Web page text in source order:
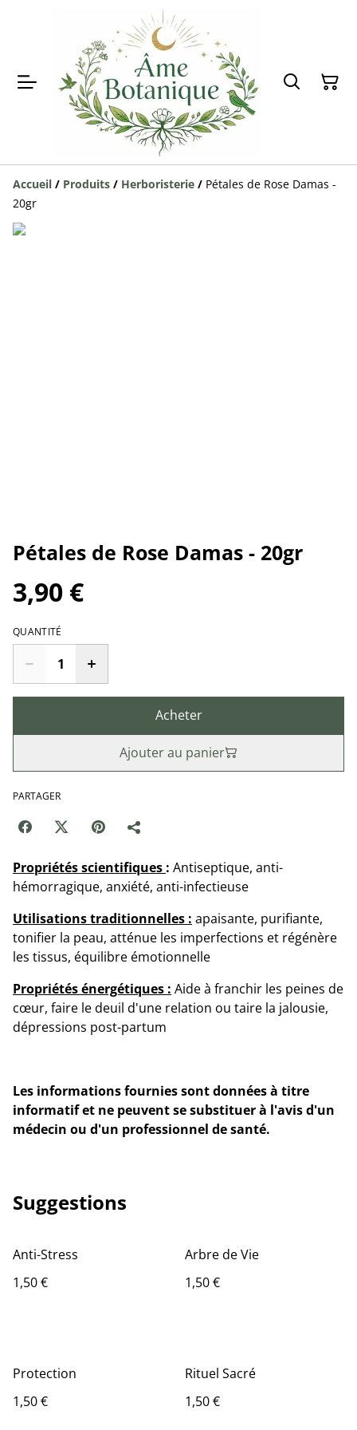
Accueil / Produits / Herboristerie / Pétales de Rose Damas -
20gr
Pétales de Rose Damas - 20gr
3,90 €
QUANTITÉ
Acheter
Ajouter au panier
PARTAGER
Propriétés scientifiques : Antiseptique, anti-
hémorragique, anxiété, anti-infectieuse
Utilisations traditionnelles : apaisante, purifiante,
tonifier la peau, atténue les imperfections et régénère
les tissus, équilibre émotionnelle
Propriétés énergétiques : Aide à franchir les peines de
cœur, faire le deuil d'une relation ou taire la jalousie,
dépressions post-partum
Les informations fournies sont données à titre
informatif et ne peuvent se substituer à l'avis d'un
médecin ou d'un professionnel de santé.
Suggestions
Anti-Stress
1,50 €
Arbre de Vie
1,50 €
Protection
1,50 €
Rituel Sacré
1,50 €